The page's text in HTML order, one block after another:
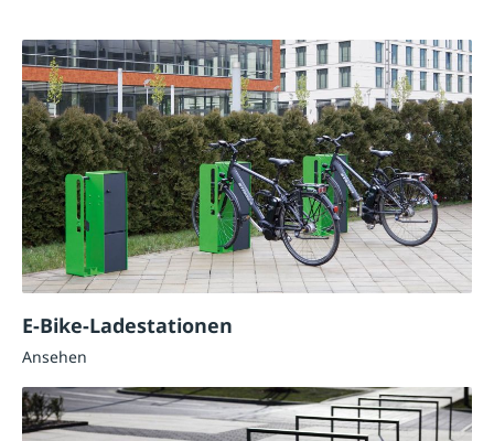
E-Bike-Ladestationen
Ansehen